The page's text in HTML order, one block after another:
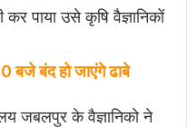
पाया उसे कृषि वैज्ञानिकों
बजे बंद हो जाएंगे ढाबे
जबलपुर के वैज्ञानिको ने